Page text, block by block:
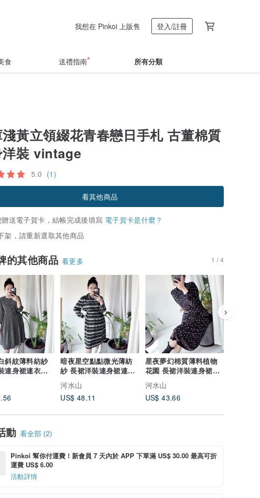
我想在 Pinkoi 上販售 登入/註冊
食 送禮指南 所有分類
黃立領綴花青春戀日手札 古董棉質
裝 vintage
5.0 (1)
看其他商品
送電子賀卡，結帳完成後填寫 電子賀卡是什麼？
架，請重新選取其他商品
的其他商品 看更多 1 / 4
斜紋薄料紡紗
連身裙連衣裙
スDress
暗夜星空點點微光薄紡
紗 長裙洋裝連身裙連衣
裙古著ドレスDress
河水山
US$ 48.11
星夜夢幻棉質薄料植物
花園 長裙洋裝連身裙連
衣裙古著ドレスDress
河水山
US$ 43.66
動 看全部 (2)
Pinkoi 幫你付運費！新會員 7 天內於 APP 下單滿 US$ 30.00 最高可折
運費 US$ 6.00
活動詳情